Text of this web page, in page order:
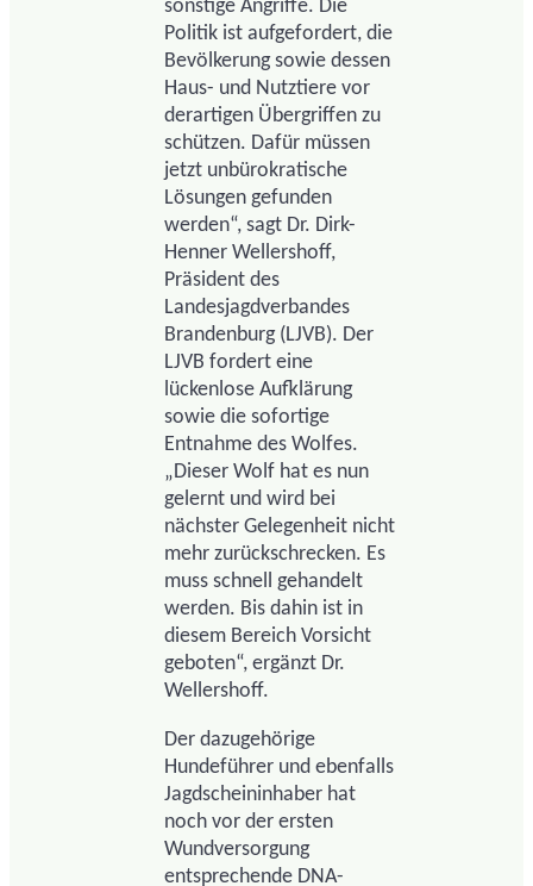
sonstige Angriffe. Die
Politik ist aufgefordert, die
Bevölkerung sowie dessen
Haus- und Nutztiere vor
derartigen Übergriffen zu
schützen. Dafür müssen
jetzt unbürokratische
Lösungen gefunden
werden“, sagt Dr. Dirk-
Henner Wellershoff,
Präsident des
Landesjagdverbandes
Brandenburg (LJVB). Der
LJVB fordert eine
lückenlose Aufklärung
sowie die sofortige
Entnahme des Wolfes.
„Dieser Wolf hat es nun
gelernt und wird bei
nächster Gelegenheit nicht
mehr zurückschrecken. Es
muss schnell gehandelt
werden. Bis dahin ist in
diesem Bereich Vorsicht
geboten“, ergänzt Dr.
Wellershoff.
Der dazugehörige
Hundeführer und ebenfalls
Jagdscheininhaber hat
noch vor der ersten
Wundversorgung
entsprechende DNA-